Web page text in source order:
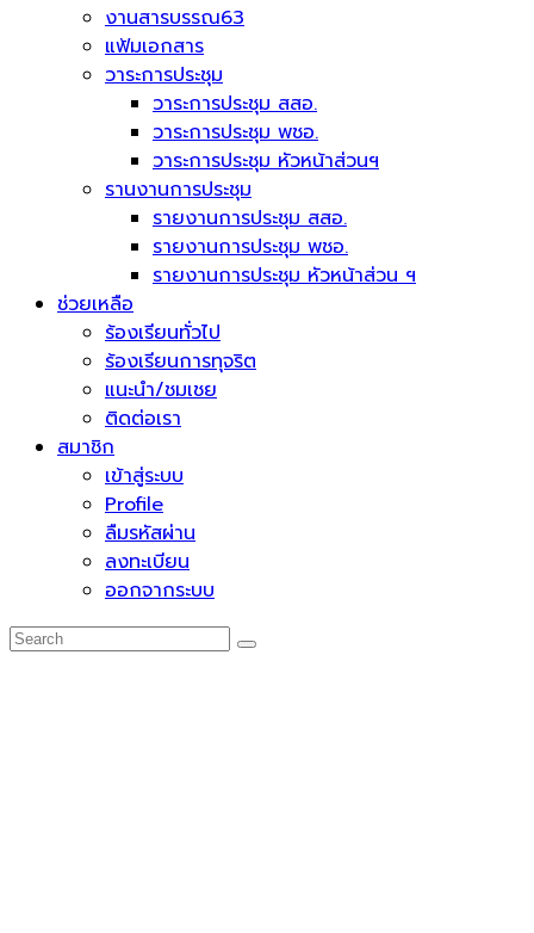
งานสารบรรณ63
แฟ้มเอกสาร
วาระการประชุม
วาระการประชุม สสอ.
วาระการประชุม พชอ.
วาระการประชุม หัวหน้าส่วนฯ
รานงานการประชุม
รายงานการประชุม สสอ.
รายงานการประชุม พชอ.
รายงานการประชุม หัวหน้าส่วน ฯ
ช่วยเหลือ
ร้องเรียนทั่วไป
ร้องเรียนการทุจริต
แนะนำ/ชมเชย
ติดต่อเรา
สมาชิก
เข้าสู่ระบบ
Profile
ลืมรหัสผ่าน
ลงทะเบียน
ออกจากระบบ